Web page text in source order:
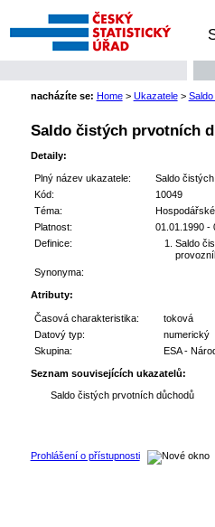
nacházíte se: Home> Ukazatele >
Saldo čistých prvotních
Detaily:
Plný název ukazatele:
Saldo
Kód:
10049
Téma:
Platnost:
01.01.1990 -
Definice:
Saldo
Synonyma:
Atributy:
Časová charakteristika:
toková
Datový typ:
numerický
Skupina:
ESA -
Seznam souvisejících ukazatelů:
Saldo čistých prvotních důchodů
Prohlášení o přístupnosti